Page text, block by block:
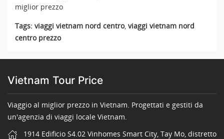
miglior prezzo
Tags: viaggi vietnam nord centro, viaggi vietnam nord
centro prezzo
Vietnam Tour Price
Viaggio al miglior prezzo in Vietnam. Progettati e gestiti da
un'agenzia di viaggi locale Vietnam.
1914 Edificio S4.02 Vinhomes Smart City, Tay Mo, distretto